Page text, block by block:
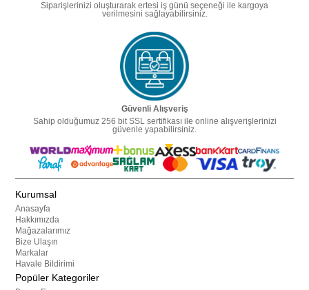
Siparişlerinizi oluşturarak ertesi iş günü seçeneği ile kargoya
verilmesini sağlayabilirsiniz.
Güvenli Alışveriş
Sahip olduğumuz 256 bit SSL sertifikası ile online alışverişlerinizi
güvenle yapabilirsiniz.
Kurumsal
Anasayfa
Hakkımızda
Mağazalarımız
Bize Ulaşın
Markalar
Havale Bildirimi
Popüler Kategoriler